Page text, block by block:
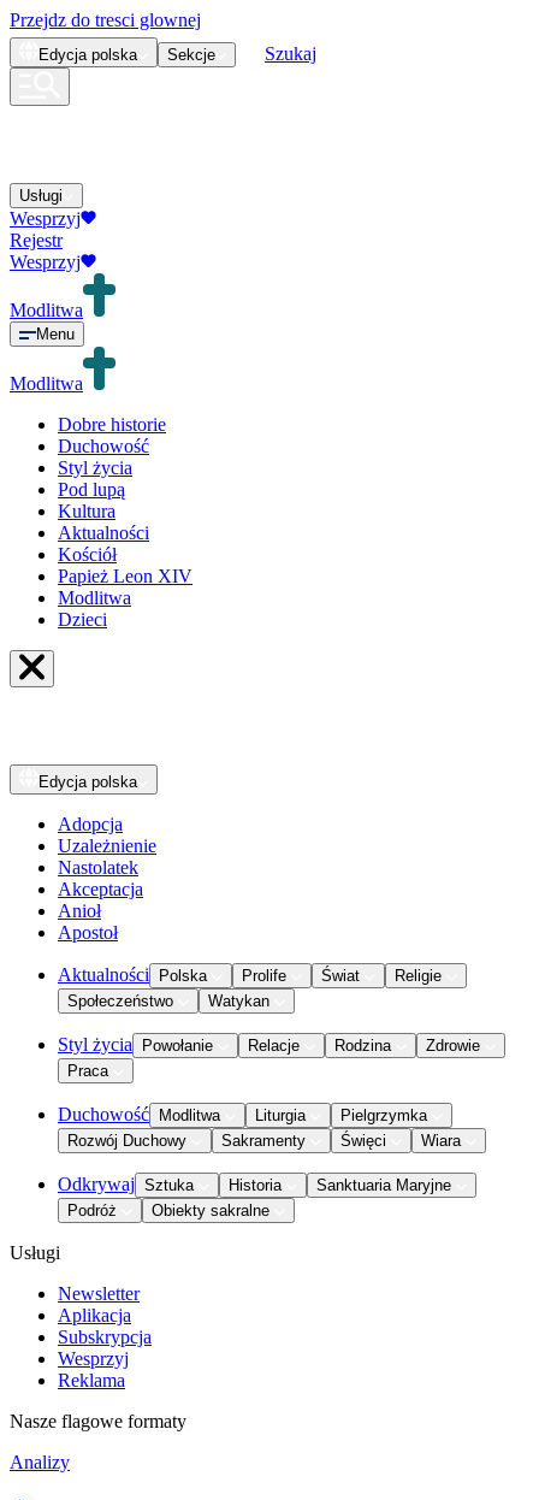
Przejdz do tresci glownej
Edycja polska Sekcje Szukaj
Usługi
Wesprzyj
Rejestr
Wesprzyj
Modlitwa
Menu
Modlitwa
Dobre historie
Duchowość
Styl życia
Pod lupą
Kultura
Aktualności
Kościół
Papież Leon XIV
Modlitwa
Dzieci
Edycja polska
Adopcja
Uzależnienie
Nastolatek
Akceptacja
Anioł
Apostoł
Aktualności Polska Prolife Świat
Religie
Społeczeństwo
Watykan
Styl życia Powołanie Relacje Rodzina
Zdrowie
Praca
Duchowość Modlitwa Liturgia
Pielgrzymka
Rozwój Duchowy
Sakramenty Święci Wiara
Odkrywaj Sztuka Historia
Sanktuaria Maryjne
Podróż
Obiekty sakralne
Usługi
Newsletter
Aplikacja
Subskrypcja
Wesprzyj
Reklama
Nasze flagowe formaty
Analizy